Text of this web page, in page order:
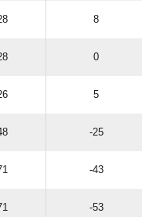
8
0
5
-25
-43
-53